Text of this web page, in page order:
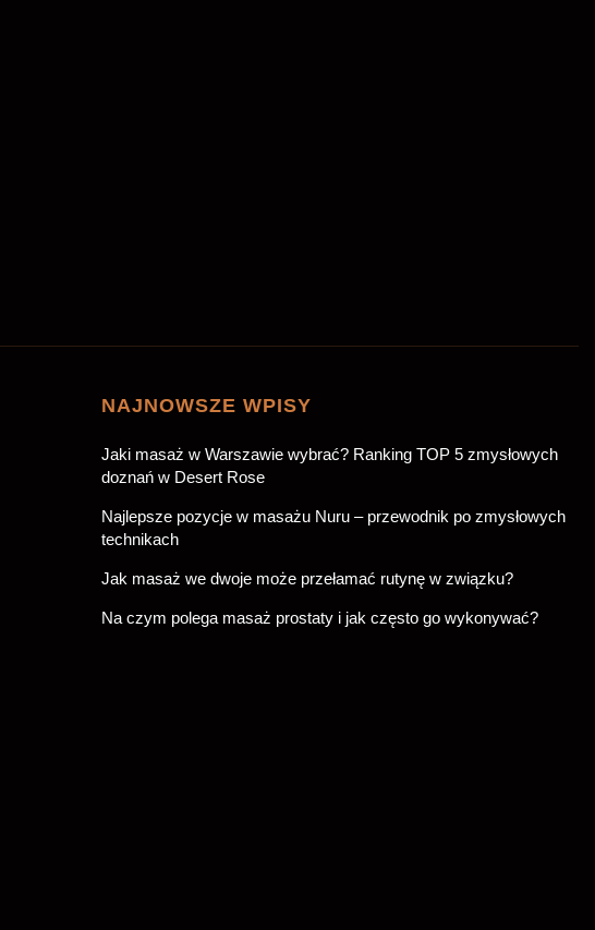
NAJNOWSZE WPISY
Jaki masaż w Warszawie wybrać? Ranking TOP 5 zmysłowych
doznań w Desert Rose
Najlepsze pozycje w masażu Nuru – przewodnik po zmysłowych
technikach
Jak masaż we dwoje może przełamać rutynę w związku?
Na czym polega masaż prostaty i jak często go wykonywać?